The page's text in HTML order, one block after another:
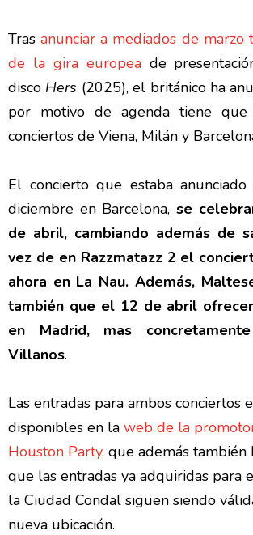
Trasanunciar a mediados de marzo
de la gira europeade
disco Hers (2025), el británico ha
por motivo de agenda tiene que
conciertos de Viena, Milán y
El concierto que estaba
diciembre en Barcelona,se
de abril, cambiando además de
vez de en Razzmatazz 2 el
ahora en La Nau. Además,
también que el 12 de abril
en Madrid, mas
Villanos.
Las entradas para ambos conciertos
disponibles en la web de la
Houston Party, que además también
que las entradas ya adquiridas para
la Ciudad Condal siguen siendo
nueva ubicación.